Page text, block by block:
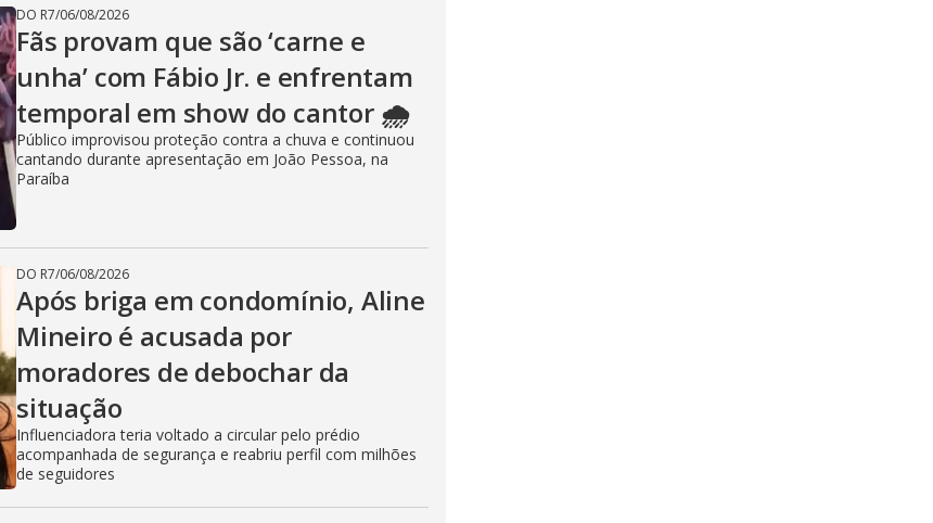
DO R7/06/08/2026
Fãs provam que são ‘carne e
unha’ com Fábio Jr. e enfrentam
temporal em show do cantor 🌧️
Público improvisou proteção contra a chuva e continuou
cantando durante apresentação em João Pessoa, na
Paraíba
DO R7/06/08/2026
Após briga em condomínio, Aline
Mineiro é acusada por
moradores de debochar da
situação
Influenciadora teria voltado a circular pelo prédio
acompanhada de segurança e reabriu perfil com milhões
de seguidores